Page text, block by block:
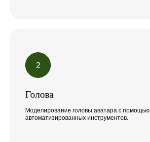
Голова
Моделирование головы аватара с помощью
автоматизированных инструментов.